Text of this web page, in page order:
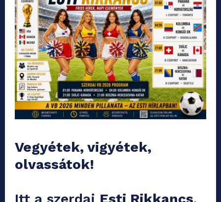
Vegyétek, vigyétek,
olvassátok!